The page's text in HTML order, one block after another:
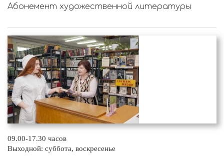
Абонемент художественной литературы
09.00-17.30 часов
Выходной: суббота, воскресенье